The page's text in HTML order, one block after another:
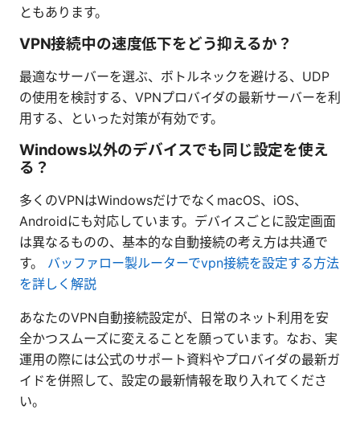
ともあります。
VPN接続中の速度低下をどう抑えるか？
最適なサーバーを選ぶ、ボトルネックを避ける、UDP
の使用を検討する、VPNプロバイダの最新サーバーを利
用する、といった対策が有効です。
Windows以外のデバイスでも同じ設定を使え
る？
多くのVPNはWindowsだけでなくmacOS、iOS、
Androidにも対応しています。デバイスごとに設定画面
は異なるものの、基本的な自動接続の考え方は共通で
す。 バッファロー製ルーターでvpn接続を設定する方法
を詳しく解説
あなたのVPN自動接続設定が、日常のネット利用を安
全かつスムーズに変えることを願っています。なお、実
運用の際には公式のサポート資料やプロバイダの最新ガ
イドを併照して、設定の最新情報を取り入れてくださ
い。